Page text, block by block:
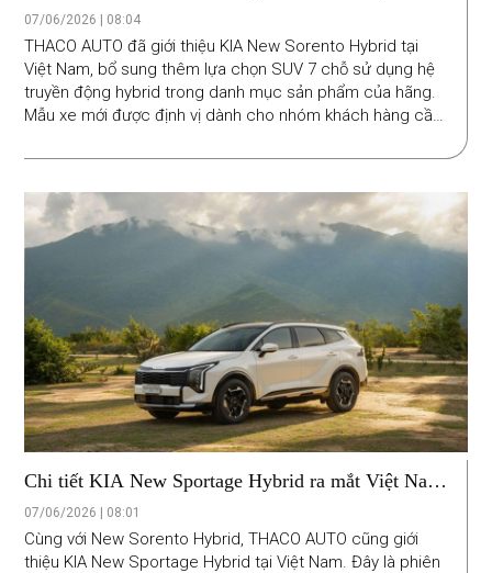
SUV 7 chỗ dùng động cơ hybrid 232 mã lực
07/06/2026 | 08:04
THACO AUTO đã giới thiệu KIA New Sorento Hybrid tại
Việt Nam, bổ sung thêm lựa chọn SUV 7 chỗ sử dụng hệ
truyền động hybrid trong danh mục sản phẩm của hãng.
Mẫu xe mới được định vị dành cho nhóm khách hàng cần
tiêu hao nhiên liệu tối ưu hơn xe xăng truyền thống.
Chi tiết KIA New Sportage Hybrid ra mắt Việt Nam,
thêm lựa chọn SUV hybrid cho nhóm khách hàng trẻ
07/06/2026 | 08:01
Cùng với New Sorento Hybrid, THACO AUTO cũng giới
thiệu KIA New Sportage Hybrid tại Việt Nam. Đây là phiên